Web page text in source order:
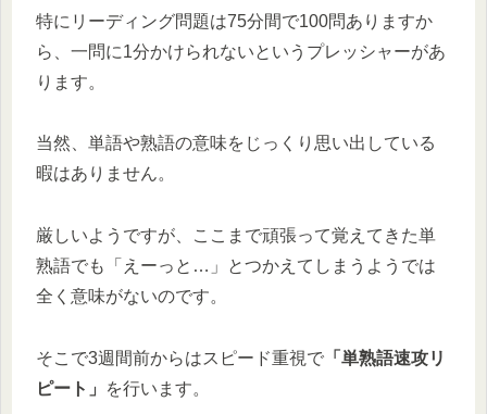
特にリーディング問題は75分間で100問ありますか
ら、一問に1分かけられないというプレッシャーがあ
ります。
当然、単語や熟語の意味をじっくり思い出している
暇はありません。
厳しいようですが、ここまで頑張って覚えてきた単
熟語でも「えーっと…」とつかえてしまうようでは
全く意味がないのです。
そこで3週間前からはスピード重視で 「単熟語速攻リ
ピート」
を行います。